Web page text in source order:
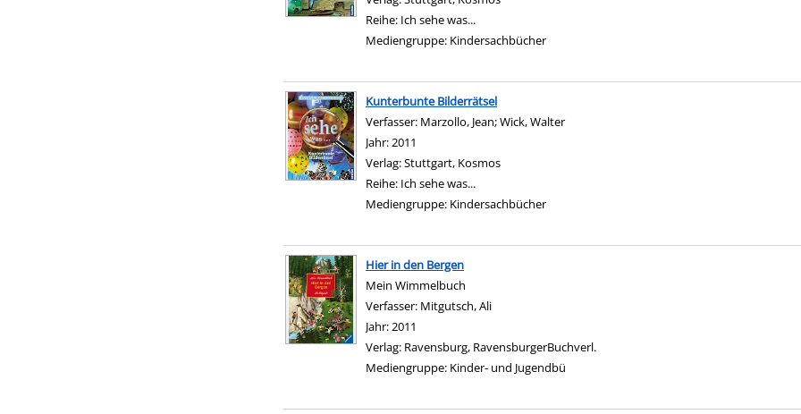
Reihe: Ich sehe was...
Mediengruppe: Kindersachbücher
Kunterbunte Bilderrätsel
Verfasser: Marzollo, Jean;Wick, Walter
Jahr:2011
Verlag:Stuttgart, Kosmos
Reihe: Ich sehe was...
Mediengruppe: Kindersachbücher
Hier in den Bergen
Mein Wimmelbuch
Verfasser: Mitgutsch, Ali
Jahr:2011
Verlag: Ravensburg, RavensburgerBuchverl.
Mediengruppe: Kinder- und Jugendbü